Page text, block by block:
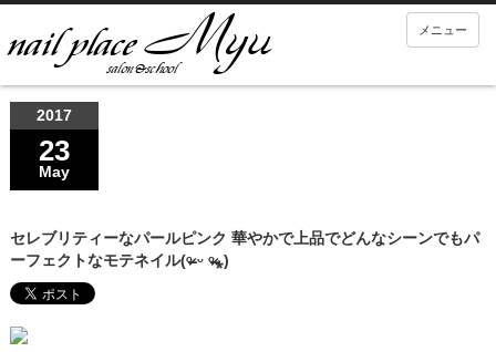
メニュー
2017
23
May
セレブリティーなパールピンク 華やかで上品でどんなシーンでもパ
ーフェクトなモテネイル(ᵒ̴̶̷ ᵕ ᵒ̴̶̷⁎)